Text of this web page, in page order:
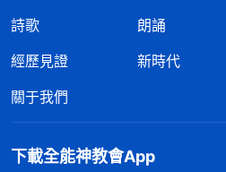
詩歌
朗誦
經歷見證
新時代
關于我們
下載全能神教會App